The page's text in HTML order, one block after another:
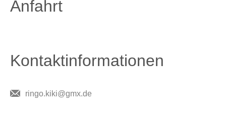
Anfahrt
Kontaktinformationen
ringo.kiki@gmx.de